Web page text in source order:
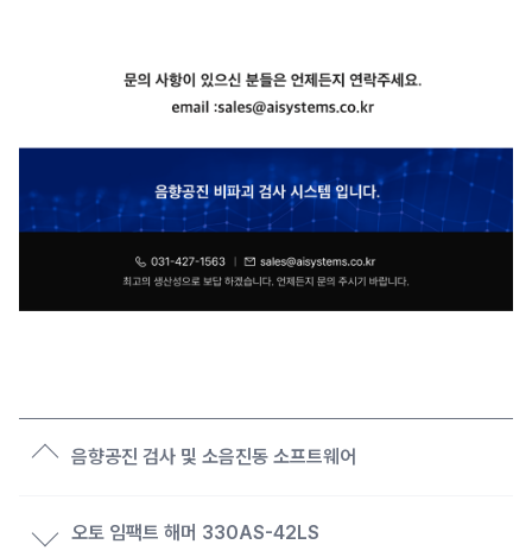
음향공진 검사 및 소음진동 소프트웨어
오토 임팩트 해머 330AS-42LS